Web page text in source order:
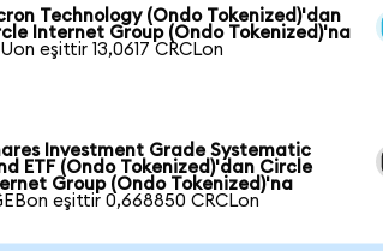
Technology (Ondo Tokenized)'dan
Internet Group (Ondo Tokenized)'na
eşittir 13,0617 CRCLon
Investment Grade Systematic
ETF (Ondo Tokenized)'dan Circle
Group (Ondo Tokenized)'na
eşittir 0,668850 CRCLon